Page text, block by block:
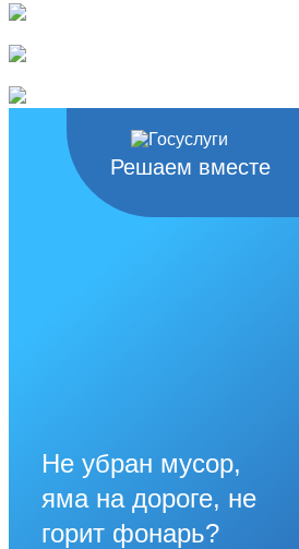
Решаем вместе
Не убран мусор,
яма на дороге, не
горит фонарь?